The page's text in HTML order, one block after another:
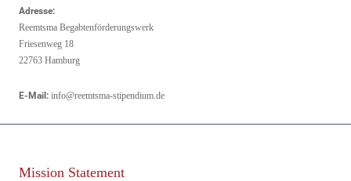
Adresse:
Reemtsma Begabtenförderungswerk
Friesenweg 18
22763 Hamburg
E-Mail: info@reemtsma-stipendium.de
Mission Statement